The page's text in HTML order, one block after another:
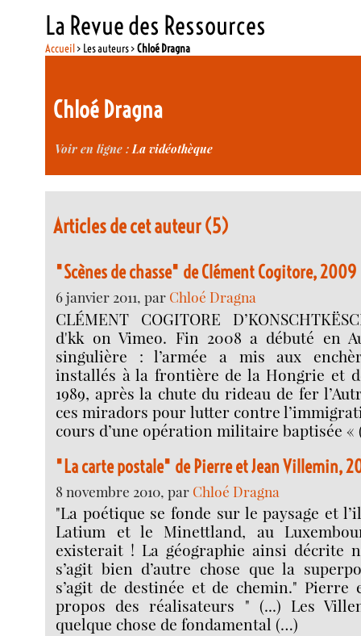
La Revue des Ressources
Accueil> Les auteurs >Chloé Dragna
Chloé Dragna
Voir en ligne : La vidéothèque
Articles de cet auteur (5)
"Scènes de chasse" de Clément Cogitore, 2009
6 janvier 2011, par Chloé Dragna
CLÉMENT COGITORE
d'kk on Vimeo. Fin 2008 a débuté en
singulière : l’armée a mis aux
installés à la frontière de la Hongrie et
1989, après la chute du rideau de fer
ces miradors pour lutter contre
cours d’une opération militaire baptisée «
"La carte postale" de Pierre et Jean Villemin,
8 novembre 2010, par Chloé Dragna
"La poétique se fonde sur le paysage et
Latium et le Minettland, au
existerait ! La géographie ainsi décrite
s’agit bien d’autre chose que la
s’agit de destinée et de chemin." Pierre
propos des réalisateurs " (...) Les
quelque chose de fondamental (…)